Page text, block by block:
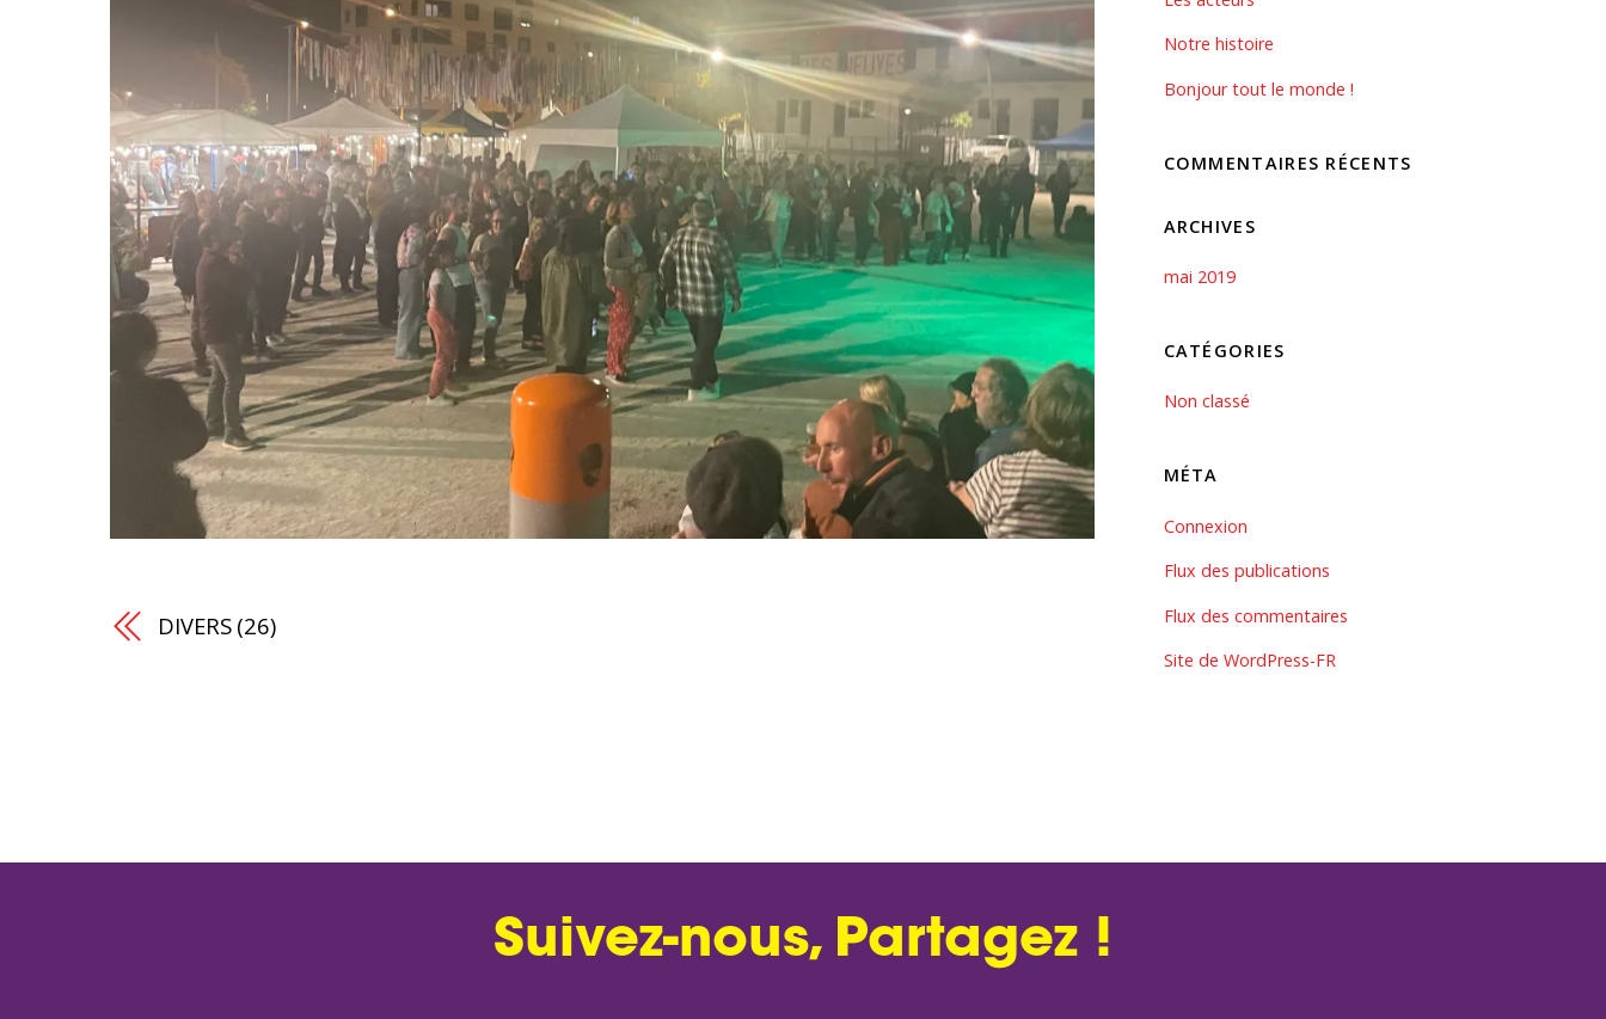
DIVERS (26)
Notre histoire
Bonjour tout le monde !
COMMENTAIRES RÉCENTS
ARCHIVES
mai 2019
CATÉGORIES
Non classé
MÉTA
Connexion
Flux des publications
Flux des commentaires
Site de WordPress-FR
Suivez-nous, Partagez !